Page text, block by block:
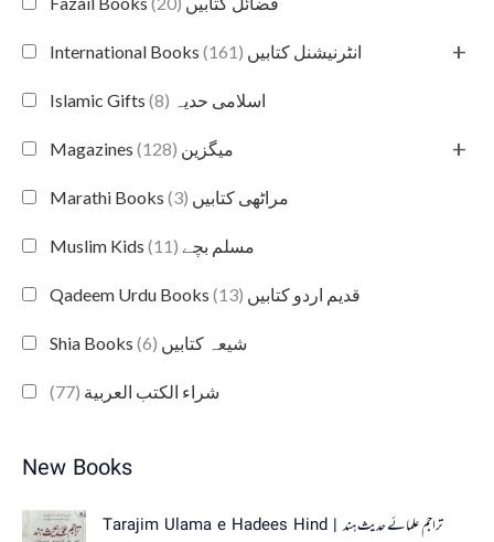
International Books انٹرنیشنل کتابیں (161) +
Islamic Gifts اسلامی حدیہ (8)
Magazines میگزین (128) +
Marathi Books مراٹھی کتابیں (3)
Muslim Kids مسلم بچے (11)
Qadeem Urdu Books قدیم اردو کتابیں (13)
Shia Books شیعہ کتابیں (6)
شراء الكتب العربية (77)
New Books
Tarajim Ulama e Hadees Hind | تراجم علمائے حديث ہند